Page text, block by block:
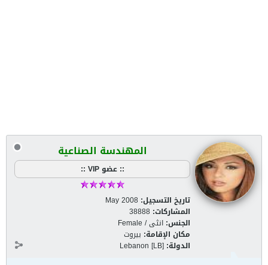
المهندسة الصناعية
:: عضو VIP ::
تاريخ التسجيل: May 2008
المشاركات: 38888
الجنس: انثى / Female
مكان الإقامة: بيروت
الدولة: Lebanon [LB]